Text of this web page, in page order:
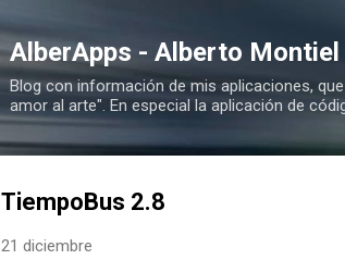
AlberApps - Alberto Montiel
Blog con información de mis aplicaciones,
amor al arte". En especial la aplicación de
TiempoBus 2.8
21 diciembre